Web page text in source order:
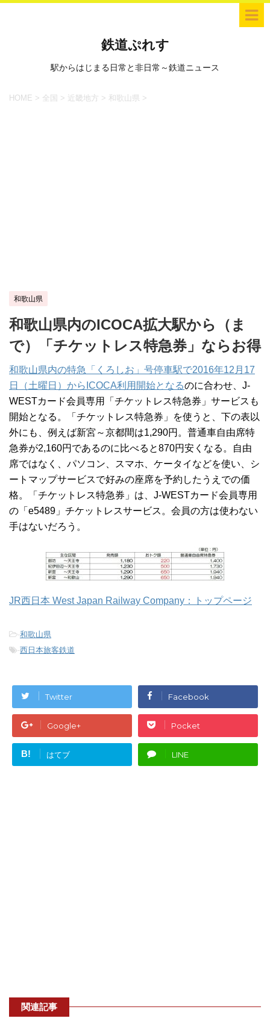
鉄道ぷれす
駅からはじまる日常と非日常～鉄道ニュース
HOME > 全国 > 近畿地方 > 和歌山県 >
和歌山県
和歌山県内のICOCA拡大駅から（ま
で）「チケットレス特急券」ならお得
和歌山県内の特急「くろしお」号停車駅で2016年12月17
日（土曜日）からICOCA利用開始となるのに合わせ、J-
WESTカード会員専用「チケットレス特急券」サービスも
開始となる。「チケットレス特急券」を使うと、下の表以
外にも、例えば新宮～京都間は1,290円。普通車自由席特
急券が2,160円であるのに比べると870円安くなる。自由
席ではなく、パソコン、スマホ、ケータイなどを使い、シ
ートマップサービスで好みの座席を予約したうえでの価
格。「チケットレス特急券」は、J-WESTカード会員専用
の「e5489」チケットレスサービス。会員の方は使わない
手はないだろう。
JR西日本 West Japan Railway Company：トップページ
-和歌山県
-西日本旅客鉄道
Twitter Facebook
Google+ Pocket
B! はてブ LINE
関連記事